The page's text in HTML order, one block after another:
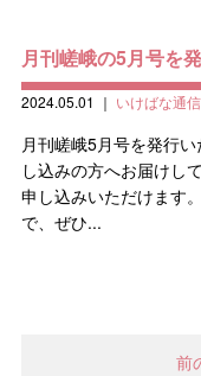
月刊嵯峨の5月号を
2024.05.01 ｜ いけばな通信
月刊嵯峨5月号を発行
し込みの方へお届けし
申し込みいただけます
で、ぜひ...
前